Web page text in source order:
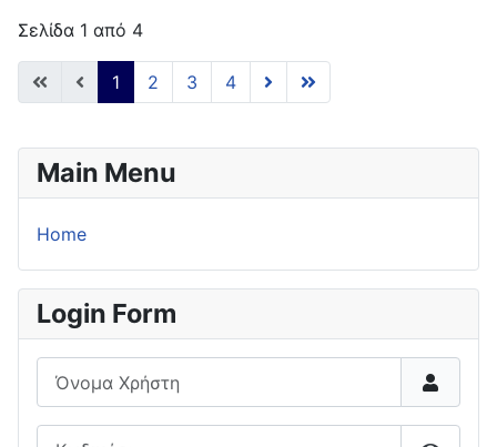
Σελίδα 1 από 4
1 2 3 4
Main Menu
Home
Login Form
Όνομα Χρήστη